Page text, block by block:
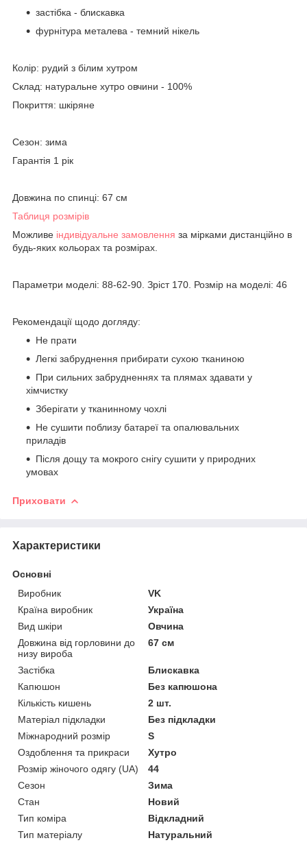
застібка - блискавка
фурнітура металева - темний нікель
Колір: рудий з білим хутром
Склад: натуральне хутро овчини - 100%
Покриття: шкіряне
Сезон: зима
Гарантія 1 рік
Довжина по спинці: 67 см
Таблиця розмірів
Можливе індивідуальне замовлення за мірками дистанційно в
будь-яких кольорах та розмірах.
Параметри моделі: 88-62-90. Зріст 170. Розмір на моделі: 46
Рекомендації щодо догляду:
Не прати
Легкі забруднення прибирати сухою тканиною
При сильних забрудненнях та плямах здавати у
хімчистку
Зберігати у тканинному чохлі
Не сушити поблизу батареї та опалювальних
приладів
Після дощу та мокрого снігу сушити у природних
умовах
Приховати
Характеристики
Основні
Виробник
VK
Країна виробник
Україна
Вид шкіри
Овчина
Довжина від горловини до
низу вироба
67 см
Застібка
Блискавка
Капюшон
Без капюшона
Кількість кишень
2 шт.
Матеріал підкладки
Без підкладки
Міжнародний розмір
S
Оздоблення та прикраси
Хутро
Розмір жіночого одягу (UA)
44
Сезон
Зима
Стан
Новий
Тип коміра
Відкладний
Тип матеріалу
Натуральний